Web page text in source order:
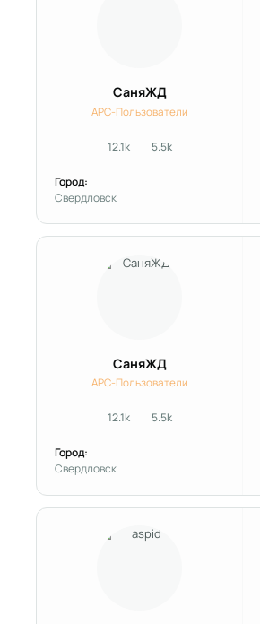
СаняЖД
APC-Пользователи
12.1kсообщения
5.5kРепутация
Город:
Свердловск
СаняЖД
APC-Пользователи
12.1kсообщения
5.5kРепутация
Город:
Свердловск